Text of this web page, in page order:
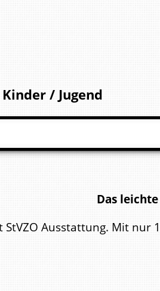
Kinder / Jugend
Das
Ausstattung. Mit